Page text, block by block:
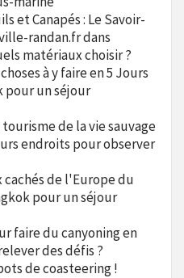
et Canapés : Le Savoir-
randan.frdans
matériaux choisir ?
à y faire en 5 Jours
pour un séjour
de la vie sauvage
endroits pour observer
cachés de l'Europe du
pour un séjour
faire du canyoning en
des défis ?
de coasteering !